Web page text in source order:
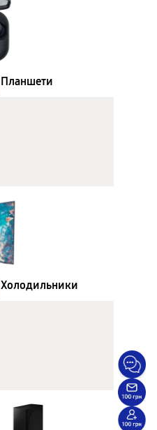
Планшети
Холодильники